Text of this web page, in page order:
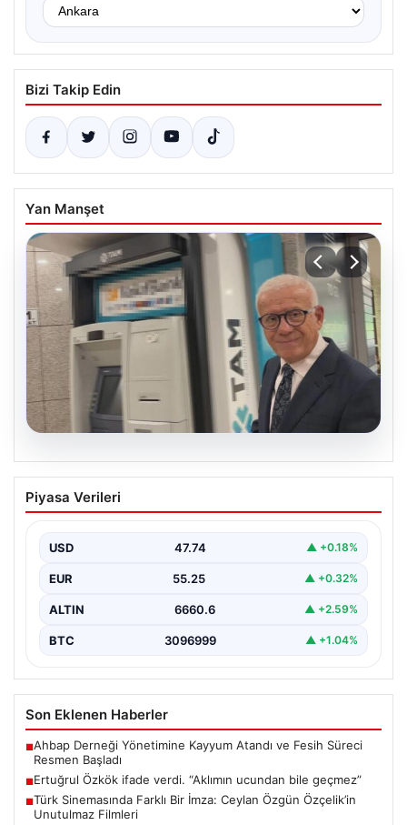
Bizi Takip Edin
Yan Manşet
Ertuğrul Özkök ifade verdi. “Aklımın
ucundan bile geçmez”
Piyasa Verileri
USD 47.74 ▲ +0.18%
EUR 55.25 ▲ +0.32%
ALTIN 6660.6 ▲ +2.59%
BTC 3096999 ▲ +1.04%
Son Eklenen Haberler
■Ahbap Derneği Yönetimine Kayyum Atandı ve Fesih Süreci
Resmen Başladı
■Ertuğrul Özkök ifade verdi. “Aklımın ucundan bile geçmez”
■Türk Sinemasında Farklı Bir İmza: Ceylan Özgün Özçelik’in
Unutulmaz Filmleri